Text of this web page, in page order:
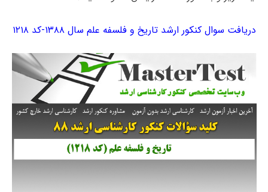
دریافت سوال کنکور ارشد تاریخ و فلسفه علم سال ۱۳۸۸-کد ۱۲۱۸